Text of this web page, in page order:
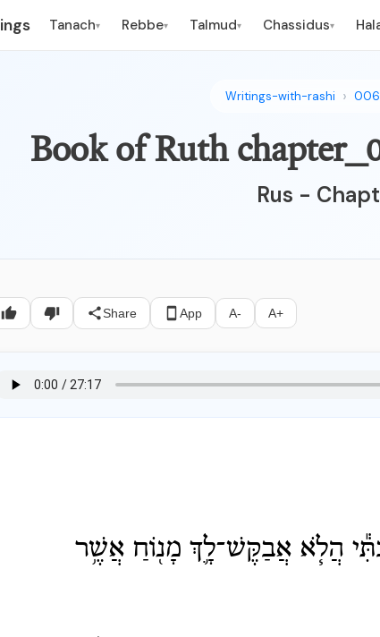
Tanach▾ Rebbe▾ Talmud▾ Chassidus▾
Writings-with-rashi
Rus -
Share App A- A+
הֲלֹ֧א אֲבַקֶּשׁ־לָ֛ךְ מָנ֖וֹחַ אֲשֶׁ֥ר